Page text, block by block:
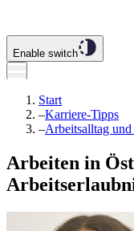
Enable switch
Start
–Karriere-Tipps
–Arbeitsalltag
Arbeiten in